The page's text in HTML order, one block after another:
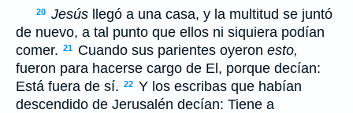
20 Jesús llegó a una casa, y la multitud se juntó
de nuevo, a tal punto que ellos ni siquiera podían
comer. 21 Cuando sus parientes oyeron esto,
fueron para hacerse cargo de El, porque decían:
Está fuera de sí. 22 Y los escribas que habían
descendido de Jerusalén decían: Tiene a